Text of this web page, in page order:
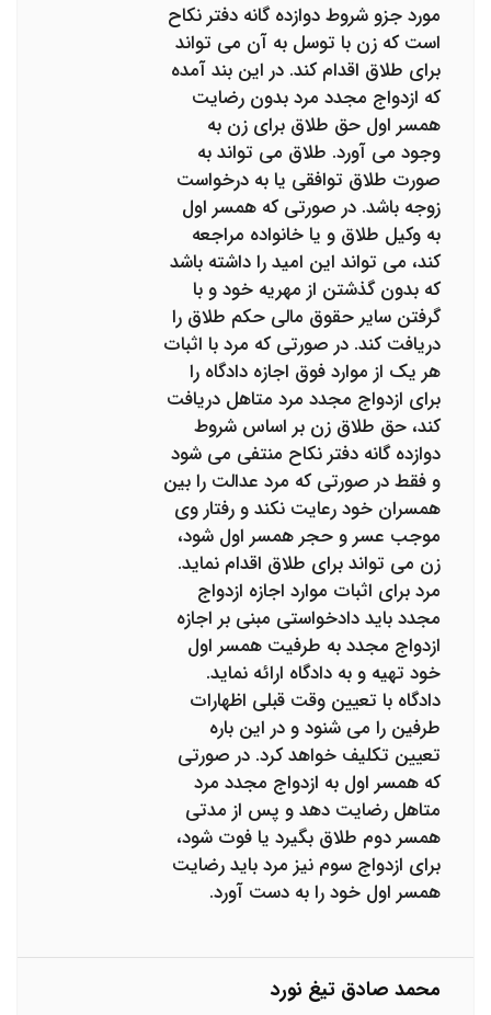
مورد جزو شروط دوازده گانه دفتر نکاح
است که زن با توسل به آن می تواند
برای طلاق اقدام کند. در این بند آمده
که ازدواج مجدد مرد بدون رضایت
همسر اول حق طلاق برای زن به
وجود می آورد. طلاق می تواند به
صورت طلاق توافقی یا به درخواست
زوجه باشد. در صورتی که همسر اول
به وکیل طلاق و یا خانواده مراجعه
کند، می تواند این امید را داشته باشد
که بدون گذشتن از مهریه خود و با
گرفتن سایر حقوق مالی حکم طلاق را
دریافت کند. در صورتی که مرد با اثبات
هر یک از موارد فوق اجازه دادگاه را
برای ازدواج مجدد مرد متاهل دریافت
کند، حق طلاق زن بر اساس شروط
دوازده گانه دفتر نکاح منتفی می شود
و فقط در صورتی که مرد عدالت را بین
همسران خود رعایت نکند و رفتار وی
موجب عسر و حجر همسر اول شود،
زن می تواند برای طلاق اقدام نماید.
مرد برای اثبات موارد اجازه ازدواج
مجدد باید دادخواستی مبنی بر اجازه
ازدواج مجدد به طرفیت همسر اول
خود تهیه و به دادگاه ارائه نماید.
دادگاه با تعیین وقت قبلی اظهارات
طرفین را می شنود و در این باره
تعیین تکلیف خواهد کرد. در صورتی
که همسر اول به ازدواج مجدد مرد
متاهل رضایت دهد و پس از مدتی
همسر دوم طلاق بگیرد یا فوت شود،
برای ازدواج سوم نیز مرد باید رضایت
همسر اول خود را به دست آورد.
محمد صادق تیغ نورد